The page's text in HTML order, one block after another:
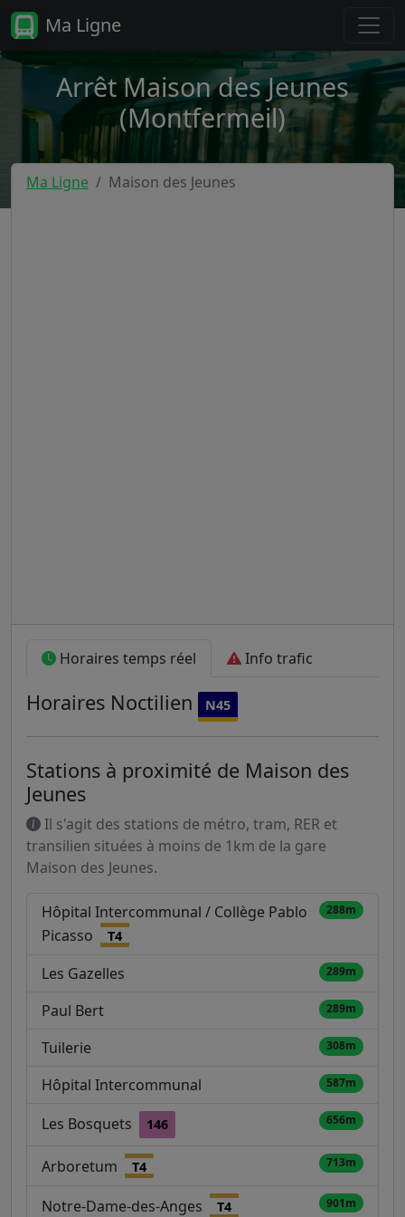
Ma Ligne
Arrêt Maison des Jeunes
(Montfermeil)
Ma Ligne Maison des Jeunes
Horaires temps réel Info trafic
Horaires Noctilien N45
Stations à proximité de Maison des
Jeunes
Il s'agit des stations de métro, tram, RER et
transilien situées à moins de 1km de la gare
Maison des Jeunes.
Hôpital Intercommunal / Collège Pablo
Picasso
T4
288m
Les Gazelles 289m
Paul Bert 289m
Tuilerie 308m
Hôpital Intercommunal 587m
Les Bosquets 146 656m
Arboretum T4 713m
Notre-Dame-des-Anges T4 901m